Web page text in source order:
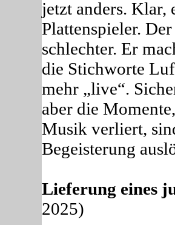
jetzt anders. Klar,
Plattenspieler.
schlechter. Er
die Stichworte
mehr „live“.
aber die
Musik verliert,
Begeisterung
Lieferung eines
2025)